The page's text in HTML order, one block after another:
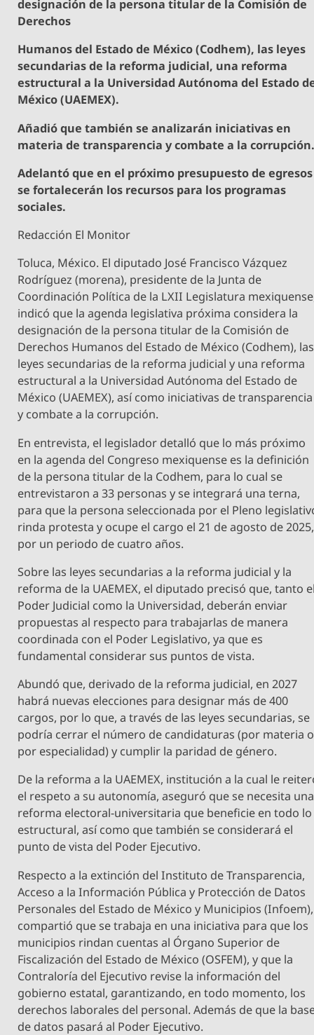
designación de la persona titular de la Comisión de
Derechos
Humanos del Estado de México (Codhem), las leyes
secundarias de la reforma judicial, una reforma
estructural a la Universidad Autónoma del Estado
México (UAEMEX).
Añadió que también se analizarán iniciativas en
materia de transparencia y combate a la
Adelantó que en el próximo presupuesto de egresos
se fortalecerán los recursos para los programas
sociales.
Redacción El Monitor
Toluca, México. El diputado José Francisco Vázquez
Rodríguez (morena), presidente de la Junta de
Coordinación Política de la LXII Legislatura
indicó que la agenda legislativa próxima considera la
designación de la persona titular de la Comisión de
Derechos Humanos del Estado de México (Codhem), las
leyes secundarias de la reforma judicial y una reforma
estructural a la Universidad Autónoma del Estado de
México (UAEMEX), así como iniciativas de transparencia
y combate a la corrupción.
​En entrevista, el legislador detalló que lo más próximo
en la agenda del Congreso mexiquense es la definición
de la persona titular de la Codhem, para lo cual se
entrevistaron a 33 personas y se integrará una terna,
para que la persona seleccionada por el Pleno
rinda protesta y ocupe el cargo el 21 de agosto de 2025,
por un periodo de cuatro años.
Sobre las leyes secundarias a la reforma judicial y la
reforma de la UAEMEX, el diputado precisó que, tanto
Poder Judicial como la Universidad, deberán enviar
propuestas al respecto para trabajarlas de manera
coordinada con el Poder Legislativo, ya que es
fundamental considerar sus puntos de vista.
​Abundó que, derivado de la reforma judicial, en 2027
habrá nuevas elecciones para designar más de 400
cargos, por lo que, a través de las leyes secundarias, se
podría cerrar el número de candidaturas (por materia o
por especialidad) y cumplir la paridad de género.
De la reforma a la UAEMEX, institución a la cual le
el respeto a su autonomía, aseguró que se necesita una
reforma electoral-universitaria que beneficie en todo lo
estructural, así como que también se considerará el
punto de vista del Poder Ejecutivo.
Respecto a la extinción del Instituto de Transparencia,
Acceso a la Información Pública y Protección de Datos
Personales del Estado de México y Municipios (Infoem),
compartió que se trabaja en una iniciativa para que los
municipios rindan cuentas al Órgano Superior de
Fiscalización del Estado de México (OSFEM), y que la
Contraloría del Ejecutivo revise la información del
gobierno estatal, garantizando, en todo momento, los
derechos laborales del personal. Además de que la
de datos pasará al Poder Ejecutivo.